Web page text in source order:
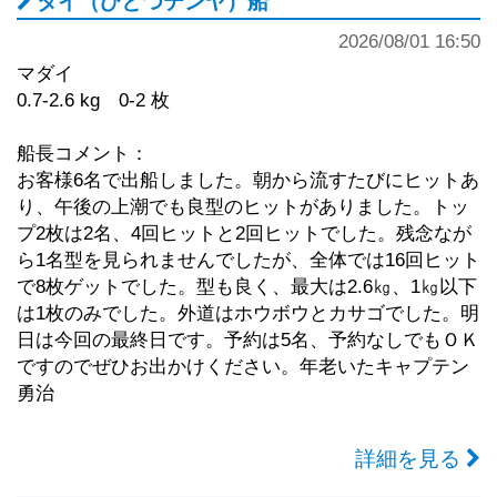
2026/08/01 16:50
マダイ
0.7-2.6 kg 0-2 枚
船長コメント：
お客様6名で出船しました。朝から流すたびにヒットあ
り、午後の上潮でも良型のヒットがありました。トッ
プ2枚は2名、4回ヒットと2回ヒットでした。残念なが
ら1名型を見られませんでしたが、全体では16回ヒット
で8枚ゲットでした。型も良く、最大は2.6㎏、1㎏以下
は1枚のみでした。外道はホウボウとカサゴでした。明
日は今回の最終日です。予約は5名、予約なしでもＯＫ
ですのでぜひお出かけください。年老いたキャプテン
勇治
詳細を見る